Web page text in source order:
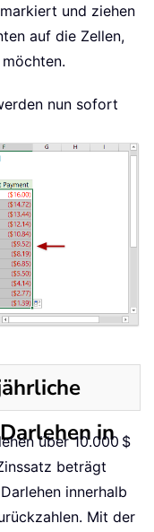
und ziehen
auf die Zellen,
nun sofort
in
über 10.000 $
beträgt
innerhalb
Mit der